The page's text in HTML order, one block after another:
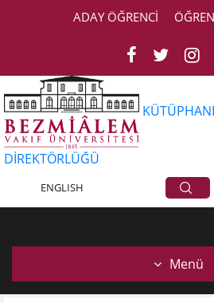
ADAY ÖĞRENCİ
DİREKTÖRLÜĞÜ
ENGLISH
Araştırma Destek
Menü